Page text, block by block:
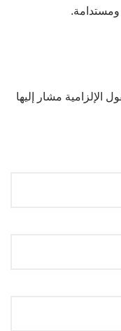
ومستدامة.
الإلزامية مشار إليها